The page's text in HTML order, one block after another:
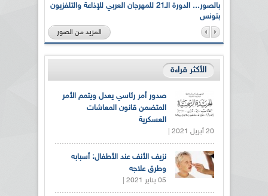
بالصور... الدورة الـ21 للمهرجان العربي للإذاعة والتلفزيون
بتونس
المزيد من الصور
الأكثر قراءة
صدور أمر رئاسي يعدل ويتمم الأمر
المتضمن قانون المعاشات
العسكرية
20 أبريل 2021 |
نزيف الأنف عند الأطفال: أسبابه
وطرق علاجه
05 يناير 2021 |